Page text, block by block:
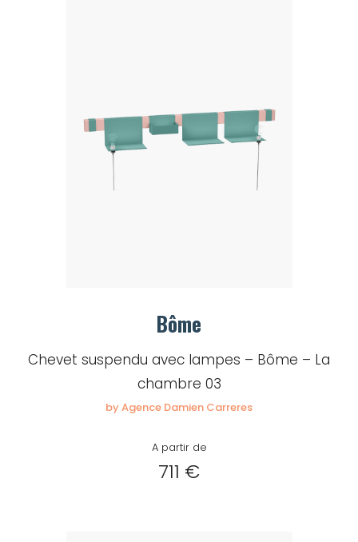
Bôme
Chevet suspendu avec lampes – Bôme – La
chambre 03
by Agence Damien Carreres
A partir de
711 €